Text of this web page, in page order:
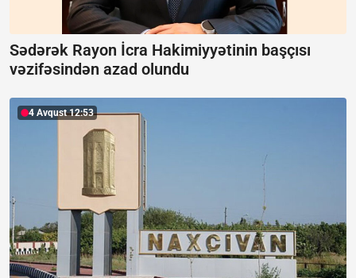
Sədərək Rayon İcra Hakimiyyətinin başçısı
vəzifəsindən azad olundu
4 Avqust 12:53